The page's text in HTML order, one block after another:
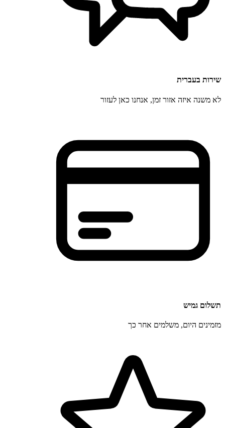
שירות בעברית
לא משנה איזה אזור זמן, אנחנו כאן לעזור
תשלום גמיש
מזמינים היום, משלמים אחר כך